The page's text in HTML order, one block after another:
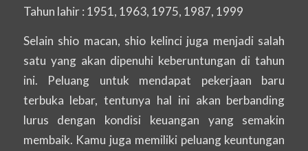
Tahun lahir : 1951, 1963, 1975, 1987, 1999
Selain shio macan, shio kelinci juga menjadi salah
satu yang akan dipenuhi keberuntungan di tahun
ini. Peluang untuk mendapat pekerjaan baru
terbuka lebar, tentunya hal ini akan berbanding
lurus dengan kondisi keuangan yang semakin
membaik. Kamu juga memiliki peluang keuntungan